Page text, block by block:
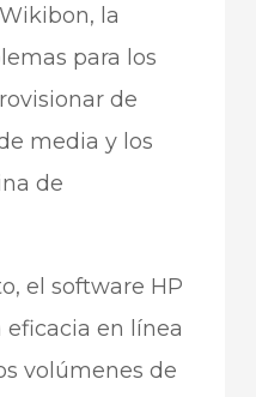
la
para los
de
media y los
de
el software HP
eficacia en línea
volúmenes de